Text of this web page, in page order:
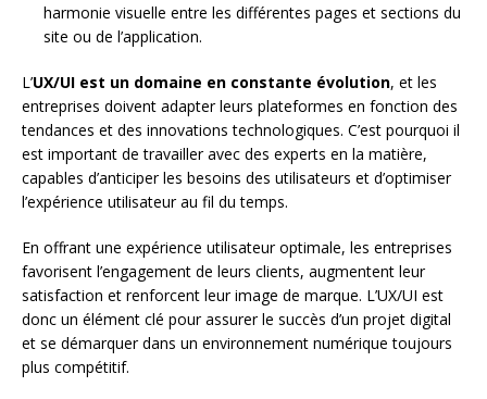
harmonie visuelle entre les différentes pages et sections du
site ou de l’application.
L’UX/UI est un domaine en constante évolution, et les
entreprises doivent adapter leurs plateformes en fonction des
tendances et des innovations technologiques. C’est pourquoi il
est important de travailler avec des experts en la matière,
capables d’anticiper les besoins des utilisateurs et d’optimiser
l’expérience utilisateur au fil du temps.
En offrant une expérience utilisateur optimale, les entreprises
favorisent l’engagement de leurs clients, augmentent leur
satisfaction et renforcent leur image de marque. L’UX/UI est
donc un élément clé pour assurer le succès d’un projet digital
et se démarquer dans un environnement numérique toujours
plus compétitif.